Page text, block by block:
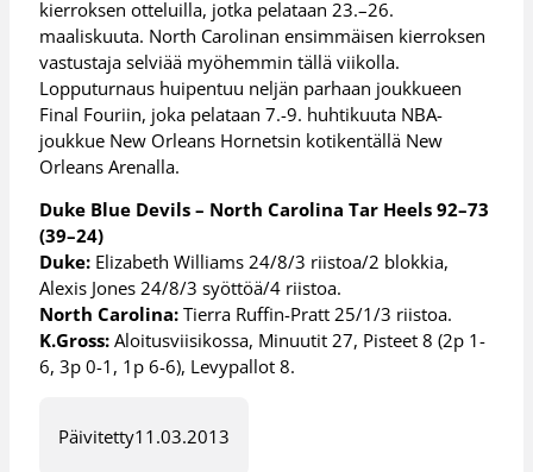
kierroksen otteluilla, jotka pelataan 23.–26.
maaliskuuta. North Carolinan ensimmäisen kierroksen
vastustaja selviää myöhemmin tällä viikolla.
Lopputurnaus huipentuu neljän parhaan joukkueen
Final Fouriin, joka pelataan 7.-9. huhtikuuta NBA-
joukkue New Orleans Hornetsin kotikentällä New
Orleans Arenalla.
Duke Blue Devils – North Carolina Tar Heels 92–73
(39–24)
Duke: Elizabeth Williams 24/8/3 riistoa/2 blokkia,
Alexis Jones 24/8/3 syöttöä/4 riistoa.
North Carolina: Tierra Ruffin-Pratt 25/1/3 riistoa.
K.Gross: Aloitusviisikossa, Minuutit 27, Pisteet 8 (2p 1-
6, 3p 0-1, 1p 6-6), Levypallot 8.
Päivitetty11.03.2013